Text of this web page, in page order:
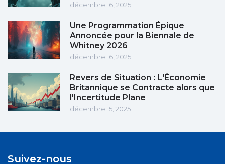
décembre 16, 2025
Une Programmation Épique
Annoncée pour la Biennale de
Whitney 2026
décembre 16, 2025
Revers de Situation : L'Économie
Britannique se Contracte alors que
l'Incertitude Plane
décembre 15, 2025
Suivez-nous